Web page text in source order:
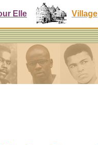
Elle Village